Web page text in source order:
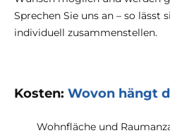
Sprechen Sie uns an – so lässt
individuell zusammenstellen.
Kosten: Wovon hängt
Wohnfläche und